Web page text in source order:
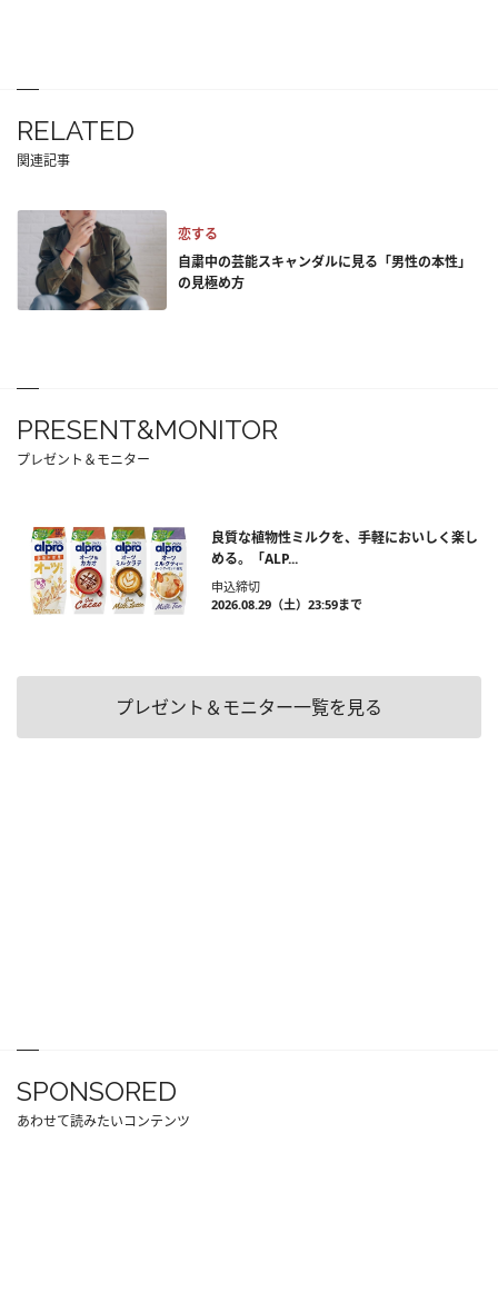
RELATED
関連記事
恋する
自粛中の芸能スキャンダルに見る「男性の本性」
の見極め方
PRESENT&MONITOR
プレゼント＆モニター
良質な植物性ミルクを、手軽においしく楽し
める。「ALP...
申込締切
2026.08.29（土）23:59まで
プレゼント＆モニター一覧を見る
SPONSORED
あわせて読みたいコンテンツ